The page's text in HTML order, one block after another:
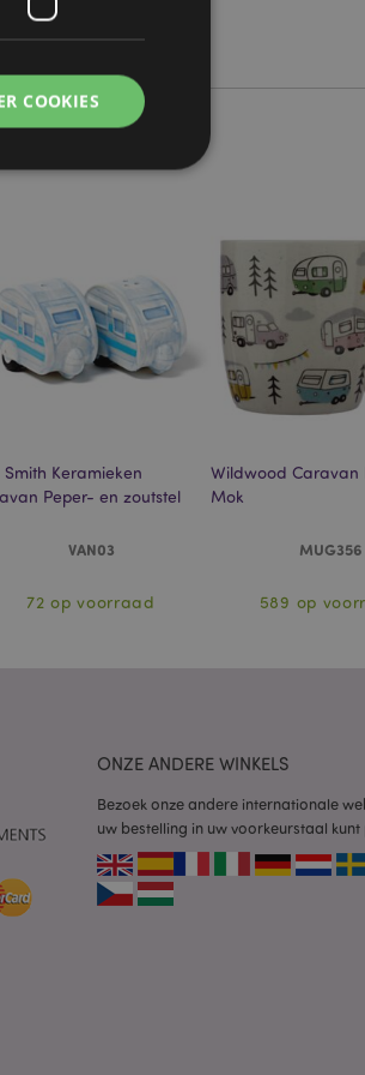
Smith Keramieken
Peper- en zoutstel
VAN03
72 op voorraad
Wildwood Caravan
Mok
MUG356
589 op
ONZE ANDERE WINKELS
Bezoek onze andere internationale
uw bestelling in uw voorkeurstaal
COOKIES
accountbeheer.
de Cookie-
De cookie-banner
om
gebruikt door
markeren dat de
een gebruiker is
van dezelfde
bijvoorbeeld
het cachen van
hoe het
behouden van
gebruiker tussen
opslag.
door de
Admin de lokale